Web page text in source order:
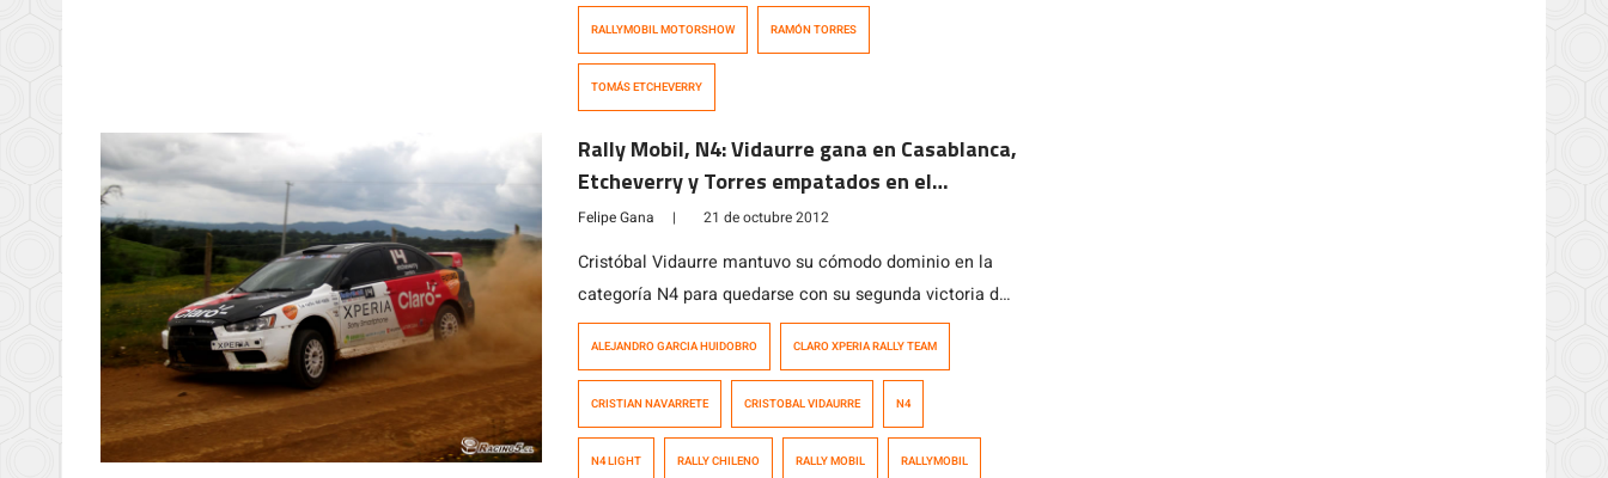
RALLYMOBIL MOTORSHOW RAMÓN TORRES
TOMÁS ETCHEVERRY
Rally Mobil, N4: Vidaurre gana en Casablanca,
Etcheverry y Torres empatados en el
campeonato de la N4 Light
Felipe Gana | 21 de octubre 2012
Cristóbal Vidaurre mantuvo su cómodo dominio en la
categoría N4 para quedarse con su segunda victoria del
año en el Rally Mobil, superando a Ramón Torres y
comenzó el día domingo con 15 segundos de diferencia
con respecto a Torres, […]
ALEJANDRO GARCIA HUIDOBRO CLARO XPERIA RALLY TEAM
CRISTIAN NAVARRETE CRISTOBAL VIDAURRE N4
N4 LIGHT RALLY CHILENO RALLY MOBIL RALLYMOBIL